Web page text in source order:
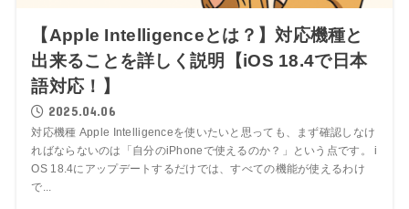
【Apple Intelligenceとは？】対応機種と
出来ることを詳しく説明【iOS 18.4で日本
語対応！】
2025.04.06
対応機種 Apple Intelligenceを使いたいと思っても、まず確認しなけ
ればならないのは「自分のiPhoneで使えるのか？」という点です。 i
OS 18.4にアップデートするだけでは、すべての機能が使えるわけ
で...